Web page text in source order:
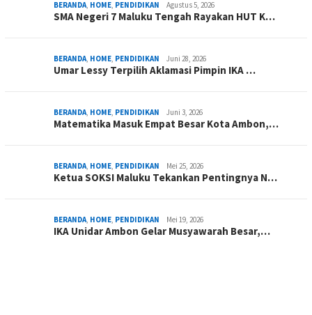
BERANDA HOME PENDIDIKAN Agustus 5, 2026
SMA Negeri 7 Maluku Tengah Rayakan HUT K…
BERANDA HOME PENDIDIKAN Juni 28, 2026
Umar Lessy Terpilih Aklamasi Pimpin IKA …
BERANDA HOME PENDIDIKAN Juni 3, 2026
Matematika Masuk Empat Besar Kota Ambon,…
BERANDA HOME PENDIDIKAN Mei 25, 2026
Ketua SOKSI Maluku Tekankan Pentingnya N…
BERANDA HOME PENDIDIKAN Mei 19, 2026
IKA Unidar Ambon Gelar Musyawarah Besar,…